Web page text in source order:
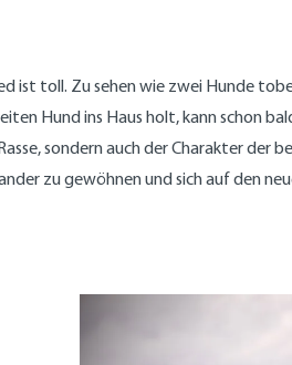
ist toll. Zu sehen wie zwei Hunde
Hund ins Haus holt, kann schon
sondern auch der Charakter der
zu gewöhnen und sich auf den